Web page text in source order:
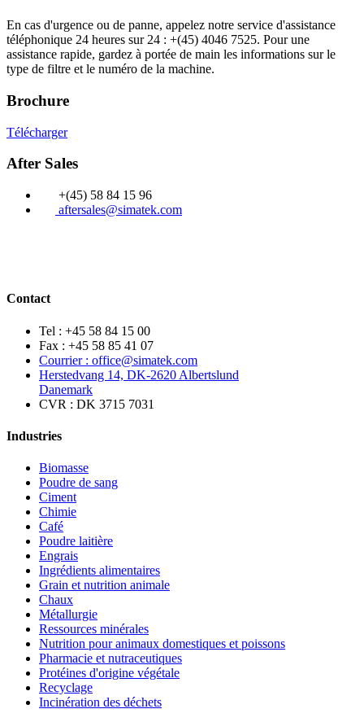
En cas d'urgence ou de panne, appelez notre service d'assistance
téléphonique 24 heures sur 24 : +(45) 4046 7525. Pour une
assistance rapide, gardez à portée de main les informations sur le
type de filtre et le numéro de la machine.
Brochure
Télécharger
After Sales
+(45) 58 84 15 96
aftersales@simatek.com
Contact
Tel : +45 58 84 15 00
Fax : +45 58 85 41 07
Courrier : office@simatek.com
Herstedvang 14, DK-2620 Albertslund
Danemark
CVR : DK 3715 7031
Industries
Biomasse
Poudre de sang
Ciment
Chimie
Café
Poudre laitière
Engrais
Ingrédients alimentaires
Grain et nutrition animale
Chaux
Métallurgie
Ressources minérales
Nutrition pour animaux domestiques et poissons
Pharmacie et nutraceutiques
Protéines d'origine végétale
Recyclage
Incinération des déchets